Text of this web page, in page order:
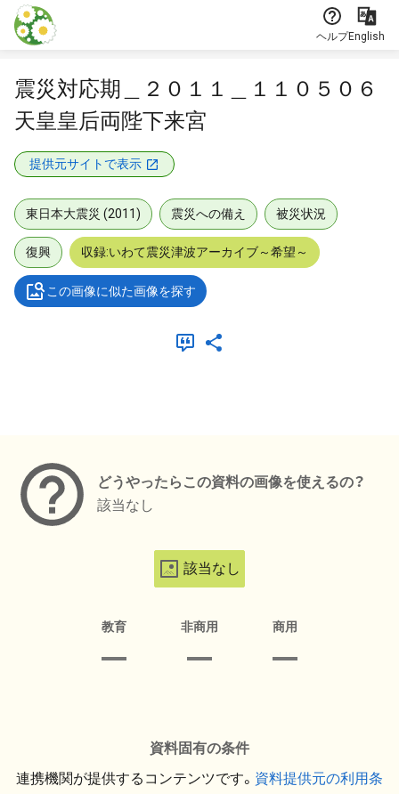
本文に飛ぶ
ヘルプEnglish
震災対応期＿２０１１＿１１０５０６
天皇皇后両陛下来宮
提供元サイトで表示
東日本大震災 (2011) 震災への備え 被災状況
復興 収録:いわて震災津波アーカイブ～希望～
この画像に似た画像を探す
どうやったらこの資料の画像を使えるの？
該当なし
該当なし
教育 非商用 商用
資料固有の条件
連携機関が提供するコンテンツです。 資料提供元の利用条